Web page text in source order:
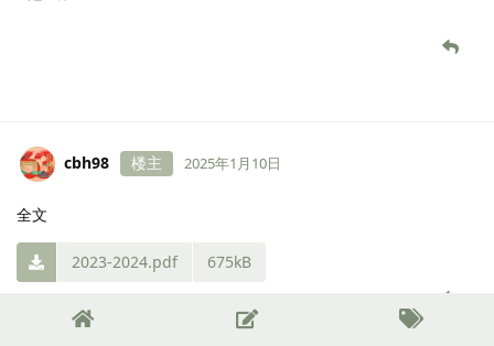
cbh98 楼主 2025年1月10日
全文
2023-2024.pdf 675kB
觉得很赞